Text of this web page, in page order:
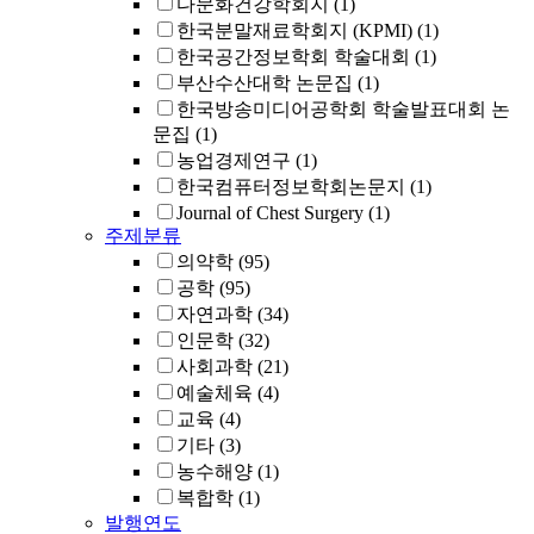
다문화건강학회지 (1)
한국분말재료학회지 (KPMI) (1)
한국공간정보학회 학술대회 (1)
부산수산대학 논문집 (1)
한국방송미디어공학회 학술발표대회 논
문집 (1)
농업경제연구 (1)
한국컴퓨터정보학회논문지 (1)
Journal of Chest Surgery (1)
주제분류
의약학 (95)
공학 (95)
자연과학 (34)
인문학 (32)
사회과학 (21)
예술체육 (4)
교육 (4)
기타 (3)
농수해양 (1)
복합학 (1)
발행연도